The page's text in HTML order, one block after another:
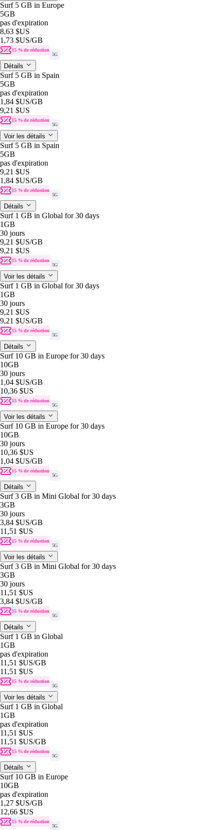
Surf 5 GB in Europe
5GB
pas d'expiration
8,63 $US
1,73 $US/GB
15 % de réduction
5G
Détails
Surf 5 GB in Spain
5GB
pas d'expiration
1,84 $US/GB
9,21 $US
15 % de réduction
5G
Voir les détails
Surf 5 GB in Spain
5GB
pas d'expiration
9,21 $US
1,84 $US/GB
15 % de réduction
5G
Détails
Surf 1 GB in Global for 30 days
1GB
30 jours
9,21 $US/GB
9,21 $US
15 % de réduction
5G
Voir les détails
Surf 1 GB in Global for 30 days
1GB
30 jours
9,21 $US
9,21 $US/GB
15 % de réduction
5G
Détails
Surf 10 GB in Europe for 30 days
10GB
30 jours
1,04 $US/GB
10,36 $US
15 % de réduction
5G
Voir les détails
Surf 10 GB in Europe for 30 days
10GB
30 jours
10,36 $US
1,04 $US/GB
15 % de réduction
5G
Détails
Surf 3 GB in Mini Global for 30 days
3GB
30 jours
3,84 $US/GB
11,51 $US
15 % de réduction
5G
Voir les détails
Surf 3 GB in Mini Global for 30 days
3GB
30 jours
11,51 $US
3,84 $US/GB
15 % de réduction
5G
Détails
Surf 1 GB in Global
1GB
pas d'expiration
11,51 $US/GB
11,51 $US
15 % de réduction
5G
Voir les détails
Surf 1 GB in Global
1GB
pas d'expiration
11,51 $US
11,51 $US/GB
15 % de réduction
5G
Détails
Surf 10 GB in Europe
10GB
pas d'expiration
1,27 $US/GB
12,66 $US
15 % de réduction
5G